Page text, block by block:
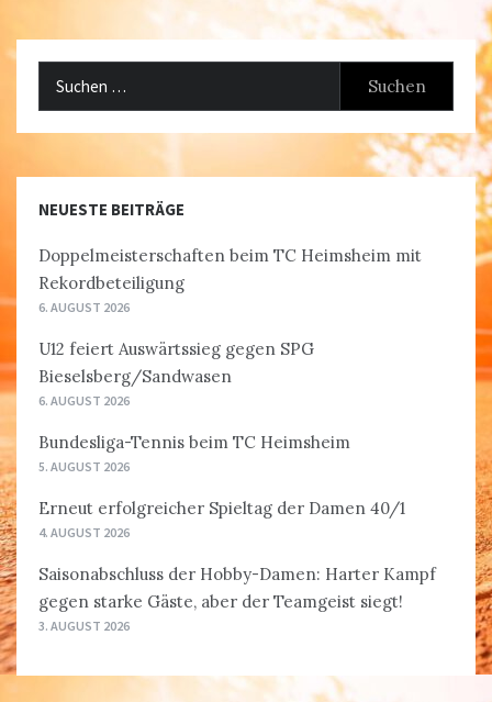
NEUESTE BEITRÄGE
Doppelmeisterschaften beim TC Heimsheim mit
Rekordbeteiligung
6. AUGUST 2026
U12 feiert Auswärtssieg gegen SPG
Bieselsberg/Sandwasen
6. AUGUST 2026
Bundesliga-Tennis beim TC Heimsheim
5. AUGUST 2026
Erneut erfolgreicher Spieltag der Damen 40/1
4. AUGUST 2026
Saisonabschluss der Hobby-Damen: Harter Kampf
gegen starke Gäste, aber der Teamgeist siegt!
3. AUGUST 2026